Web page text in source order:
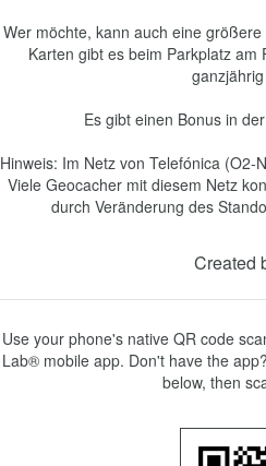
Wer möchte, kann auch eine
Karten gibt es beim Parkplatz
Es gibt einen Bonus in
Hinweis: Im Netz von Telefónica
Viele Geocacher mit diesem Netz
Created
Use your phone's native QR code
Lab® mobile app. Don't have the
below, then